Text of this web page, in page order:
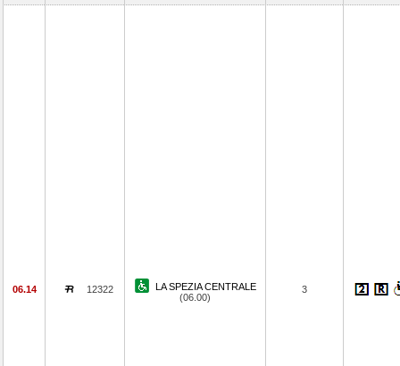
06.14 12322
LA SPEZIA CENTRALE
(06.00)
3